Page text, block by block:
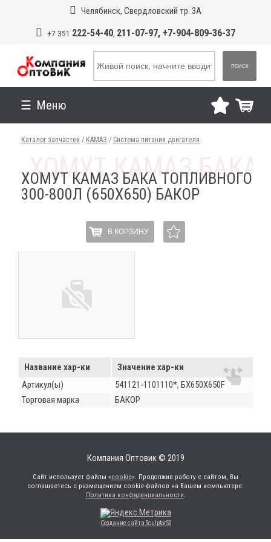
Челябинск, Свердловский тр. 3А
+7 351 222-54-40, 211-07-97, +7-904-809-36-37
ПОИСК
Меню
Каталог запчастей / КАМАЗ / Система питания двигателя
ХОМУТ КАМАЗ БАКА ТОПЛИВНОГО
300-800Л (650Х650) БАКОР
В КОРЗИНУ
Название хар-ки
Значение хар-ки
Артикул(ы)
541121-1101110*, БХ650Х650F
Торговая марка
БАКОР
Компания Оптовик © 2019
Сайт использует файлы «cookie». Продолжив работу с сайтом, Вы
соглашаетесь с размещением cookie-файлов на Вашем компьютере.
Политика конфиденциальности.
Создание сайта SculptorSS